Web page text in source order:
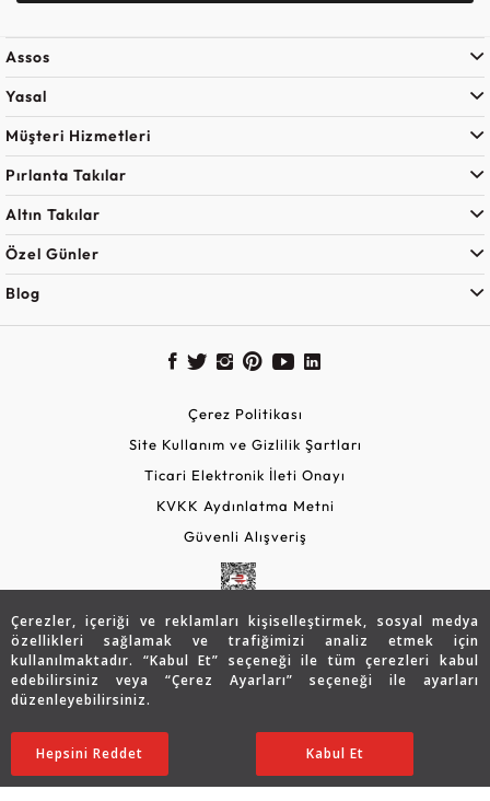
Çerezler, içeriği ve reklamları kişiselleştirmek, sosyal medya
özellikleri sağlamak ve trafiğimizi analiz etmek için
kullanılmaktadır. “Kabul Et” seçeneği ile tüm çerezleri kabul
edebilirsiniz veya “Çerez Ayarları” seçeneği ile ayarları
düzenleyebilirsiniz.
Ayarları Düzenle
Hepsini Reddet Kabul Et
55.359 TL
38.751TL SATIN ALIN
Assos
Yasal
Müşteri Hizmetleri
Pırlanta Takılar
Altın Takılar
Özel Günler
Blog
Çerez Politikası
Site Kullanım ve Gizlilik Şartları
Ticari Elektronik İleti Onayı
KVKK Aydınlatma Metni
Güvenli Alışveriş
Copyright © 2026 Assos Pırlanta - Bu sitenin tüm hakları